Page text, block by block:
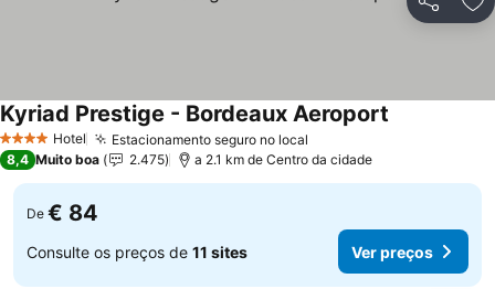
Partilhar
4 EstrelasHotel Estacionamento seguro no local
Kyriad Prestige - Bordeaux Aeroport
8,4 Muito boa 2.475 a 2.1 km de Centro da cidade
De € 84
Consulte os preços de 11 sites Ver preços